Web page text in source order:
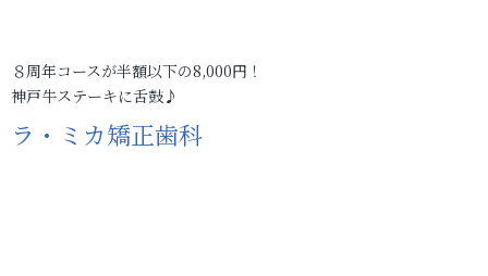
８周年コースが半額以下の8,000円！
神戸牛ステーキに舌鼓♪
ラ・ミカ矯正歯科